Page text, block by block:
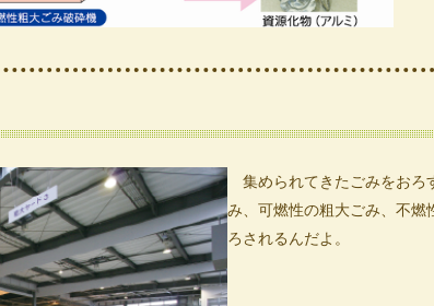
集められてきたごみをおろ
み、可燃性の粗大ごみ、不燃
ろされるんだよ。